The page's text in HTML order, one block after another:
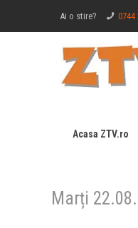
Ai o stire? 0744
Acasa ZTV.ro
Marți